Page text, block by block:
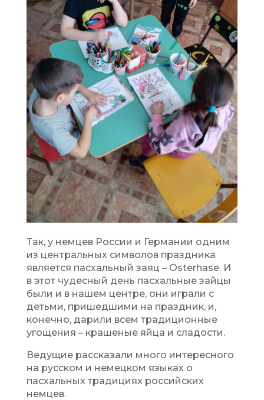
Так, у немцев России и Германии одним
из центральных символов праздника
является пасхальный заяц – Osterhase. И
в этот чудесный день пасхальные зайцы
были и в нашем центре, они играли с
детьми, пришедшими на праздник, и,
конечно, дарили всем традиционные
угощения – крашеные яйца и сладости.
Ведущие рассказали много интересного
на русском и немецком языках о
пасхальных традициях российских
немцев.